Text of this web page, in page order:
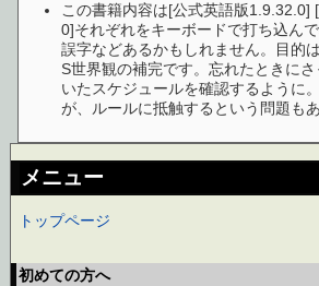
この書籍内容は[公式英語版1.9.32.0]
0]それぞれをキーボードで打ち込ん
誤字などあるかもしれません。目的
S世界観の補完です。忘れたときに
いたスケジュールを確認するように
が、ルールに抵触するという問題もあ
メニュー
トップページ
初めての方へ